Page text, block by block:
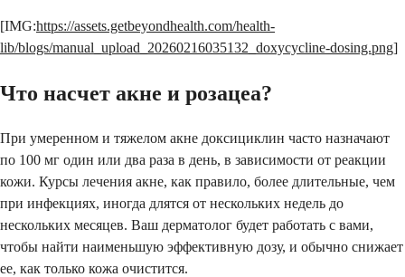
[IMG:https://assets.getbeyondhealth.com/health-
lib/blogs/manual_upload_20260216035132_doxycycline-dosing.png]
Что насчет акне и розацеа?
При умеренном и тяжелом акне доксициклин часто назначают
по 100 мг один или два раза в день, в зависимости от реакции
кожи. Курсы лечения акне, как правило, более длительные, чем
при инфекциях, иногда длятся от нескольких недель до
нескольких месяцев. Ваш дерматолог будет работать с вами,
чтобы найти наименьшую эффективную дозу, и обычно снижает
ее, как только кожа очистится.